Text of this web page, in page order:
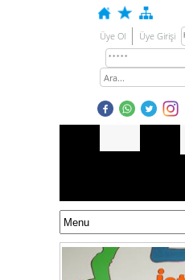
Üye Ol Üye Girişi